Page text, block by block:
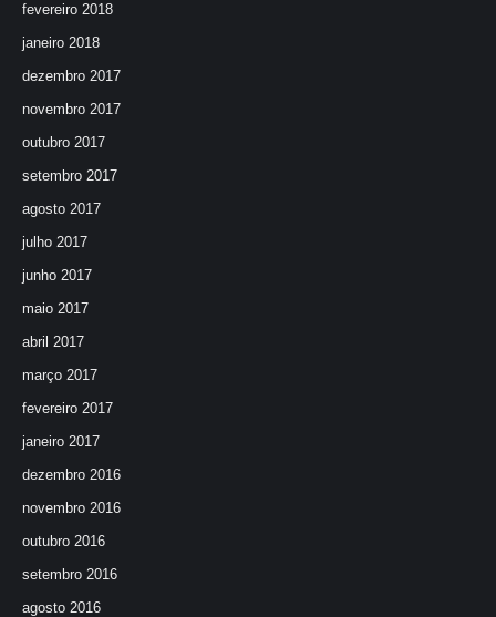
fevereiro 2018
janeiro 2018
dezembro 2017
novembro 2017
outubro 2017
setembro 2017
agosto 2017
julho 2017
junho 2017
maio 2017
abril 2017
março 2017
fevereiro 2017
janeiro 2017
dezembro 2016
novembro 2016
outubro 2016
setembro 2016
agosto 2016